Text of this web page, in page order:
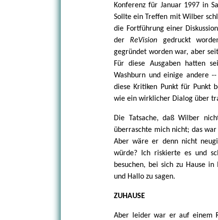
Konferenz für Januar 1997 in
Sollte ein Treffen mit Wilber
die Fortführung einer
derReVision gedruckt
gegründet worden war, aber
Für diese Ausgaben hatten
Washburn und einige andere
diese Kritiken Punkt für Punkt
wie ein wirklicher Dialog über
Die Tatsache, daß Wilber
überraschte mich nicht; das
Aber wäre er denn nicht
würde? Ich riskierte es und
besuchen, bei sich zu Hause
und Hallo zu sagen.
ZUHAUSE
Aber leider war er auf einem